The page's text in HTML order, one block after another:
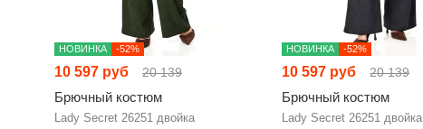
НОВИНКА -52%
10 597 руб 20 139
Брючный костюм
Lady Secret 26251 двойка
НОВИНКА -52%
10 597 руб 20 139
Брючный костюм
Lady Secret 26251 двойка